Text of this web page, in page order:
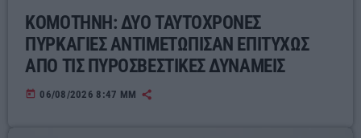
ΚΟΜΟΤΗΝΗ: ΔΥΟ ΤΑΥΤΟΧΡΟΝΕΣ
ΠΥΡΚΑΓΙΕΣ ΑΝΤΙΜΕΤΩΠΙΣΑΝ ΕΠΙΤΥΧΩΣ
ΑΠΟ ΤΙΣ ΠΥΡΟΣΒΕΣΤΙΚΕΣ ΔΥΝΑΜΕΙΣ
today 06/08/2026 8:47 ΜΜ